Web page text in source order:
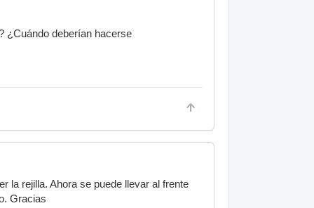
¿Cuándo deberían hacerse
la rejilla. Ahora se puede llevar al frente
Gracias